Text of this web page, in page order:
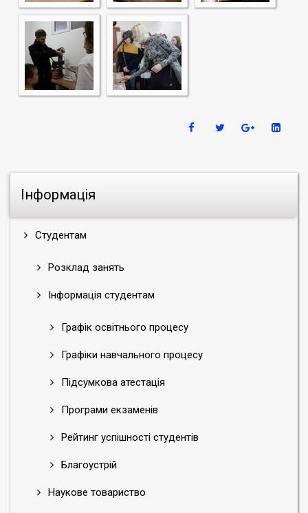
Інформація
Студентам
Розклад занять
Інформація студентам
Графік освітнього процесу
Графіки навчального процесу
Підсумкова атестація
Програми екзаменів
Рейтинг успішності студентів
Благоустрій
Наукове товариство